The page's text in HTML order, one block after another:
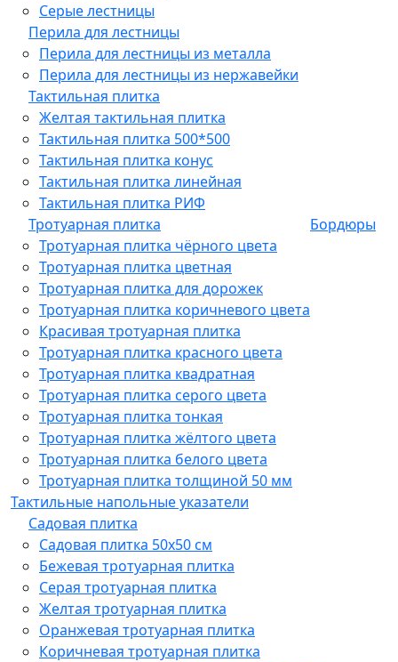
Серые лестницы
Перила для лестницы
Перила для лестницы из металла
Перила для лестницы из нержавейки
Тактильная плитка
Желтая тактильная плитка
Тактильная плитка 500*500
Тактильная плитка конус
Тактильная плитка линейная
Тактильная плитка РИФ
Тротуарная плитка
Тротуарная плитка чёрного цвета
Тротуарная плитка цветная
Тротуарная плитка для дорожек
Тротуарная плитка коричневого цвета
Красивая тротуарная плитка
Тротуарная плитка красного цвета
Тротуарная плитка квадратная
Тротуарная плитка серого цвета
Тротуарная плитка тонкая
Тротуарная плитка жёлтого цвета
Тротуарная плитка белого цвета
Тротуарная плитка толщиной 50 мм
Бордюры
Тактильные напольные указатели
Садовая плитка
Садовая плитка 50х50 см
Бежевая тротуарная плитка
Серая тротуарная плитка
Желтая тротуарная плитка
Оранжевая тротуарная плитка
Коричневая тротуарная плитка